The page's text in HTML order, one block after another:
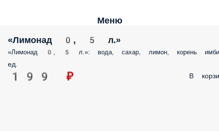
Меню
«Лимонад 0, 5 л.»
«Лимонад 0, 5 л.»: вода, сахар, лимон, корень
ед.
199 ₽ В